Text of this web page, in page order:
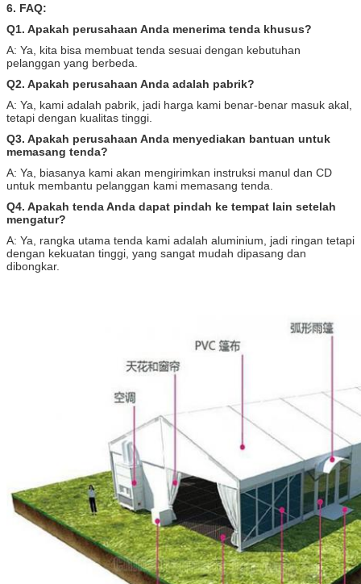
6. FAQ:
Q1. Apakah perusahaan Anda menerima tenda khusus?
A: Ya, kita bisa membuat tenda sesuai dengan kebutuhan
pelanggan yang berbeda.
Q2. Apakah perusahaan Anda adalah pabrik?
A: Ya, kami adalah pabrik, jadi harga kami benar-benar masuk akal,
tetapi dengan kualitas tinggi.
Q3. Apakah perusahaan Anda menyediakan bantuan untuk
memasang tenda?
A: Ya, biasanya kami akan mengirimkan instruksi manul dan CD
untuk membantu pelanggan kami memasang tenda.
Q4. Apakah tenda Anda dapat pindah ke tempat lain setelah
mengatur?
A: Ya, rangka utama tenda kami adalah aluminium, jadi ringan tetapi
dengan kekuatan tinggi, yang sangat mudah dipasang dan
dibongkar.